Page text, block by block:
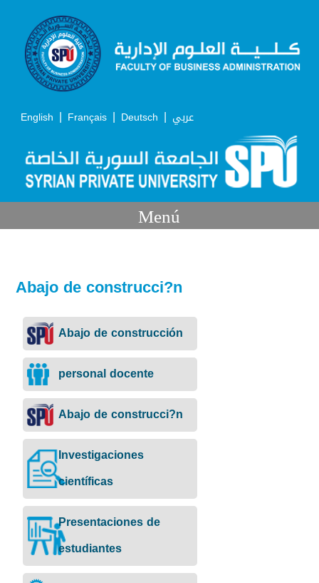
English | Français | Deutsch | عربي
Menú
Abajo de construcci?n
Abajo de construcción
personal docente
Abajo de construcci?n
Investigaciones
científicas
Presentaciones de
estudiantes